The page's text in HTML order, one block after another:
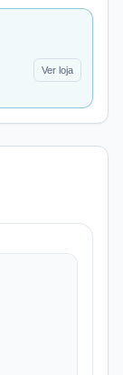
Ver loja